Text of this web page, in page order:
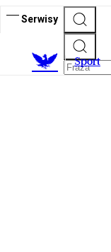
Serwisy
Sport